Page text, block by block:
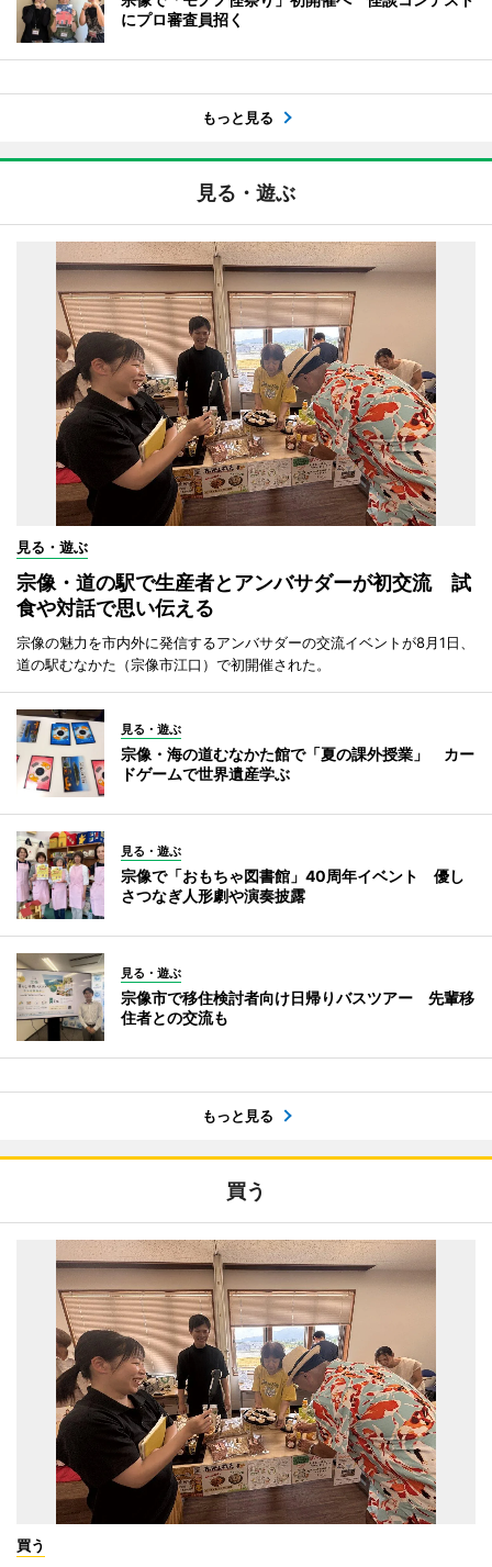
にプロ審査員招く
もっと見る
見る・遊ぶ
見る・遊ぶ
宗像・道の駅で生産者とアンバサダーが初交流 試
食や対話で思い伝える
宗像の魅力を市内外に発信するアンバサダーの交流イベントが8月1日、
道の駅むなかた（宗像市江口）で初開催された。
見る・遊ぶ
宗像・海の道むなかた館で「夏の課外授業」 カー
ドゲームで世界遺産学ぶ
見る・遊ぶ
宗像で「おもちゃ図書館」40周年イベント 優し
さつなぎ人形劇や演奏披露
見る・遊ぶ
宗像市で移住検討者向け日帰りバスツアー 先輩移
住者との交流も
もっと見る
買う
買う